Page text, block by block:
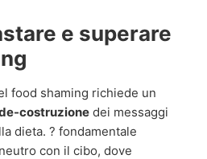
e superare
food shaming richiede un
costruzione dei messaggi
dieta. ? fondamentale
con il cibo, dove